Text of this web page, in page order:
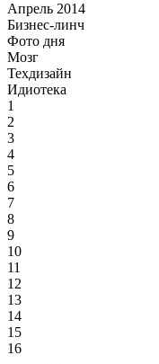
Апрель 2014
Бизнес-линч
Фото дня
Мозг
Техдизайн
Идиотека
1
2
3
4
5
6
7
8
9
10
11
12
13
14
15
16